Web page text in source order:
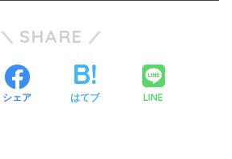
SHARE
シェア はてブ LINE